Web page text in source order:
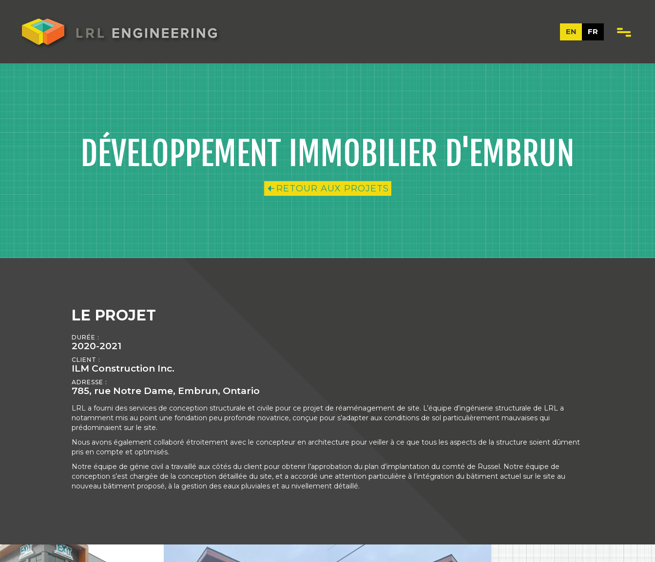
EN FR
DÉVELOPPEMENT IMMOBILIER D'EMBRUN
RETOUR AUX PROJETS
LE PROJET
DURÉE :
2020-2021
CLIENT :
ILM Construction Inc.
ADRESSE :
785, rue Notre Dame, Embrun, Ontario
LRL a fourni des services de conception structurale et civile pour ce projet de réaménagement de site. L’équipe d’ingénierie structurale de LRL a
notamment mis au point une fondation peu profonde novatrice, conçue pour s’adapter aux conditions de sol particulièrement mauvaises qui
prédominaient sur le site.
Nous avons également collaboré étroitement avec le concepteur en architecture pour veiller à ce que tous les aspects de la structure soient dûment
pris en compte et optimisés.
Notre équipe de génie civil a travaillé aux côtés du client pour obtenir l’approbation du plan d’implantation du comté de Russel. Notre équipe de
conception s’est chargée de la conception détaillée du site, et a accordé une attention particulière à l’intégration du bâtiment actuel sur le site au
nouveau bâtiment proposé, à la gestion des eaux pluviales et au nivellement détaillé.